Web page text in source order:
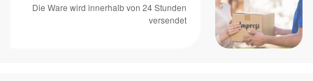
Die Ware wird innerhalb von 24 Stunden
versendet